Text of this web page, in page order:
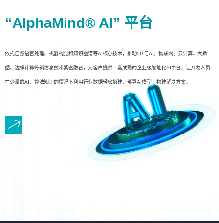
“AlphaMind® AI” 平台
依托自然语言处理，机器视觉和知识图谱等AI核心技术，推动5G与AI、物联网、云计算、大数
据、边缘计算等新信息技术紧密融合，为客户提供一套成熟的企业级智能化AI中台，让开发人员
在少量的AI、算法知识的情况下利用行业数据轻松搭建、部署AI模型，构建解决方案。